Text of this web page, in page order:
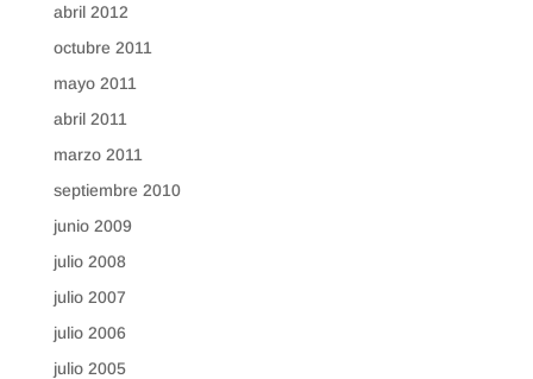
abril 2012
octubre 2011
mayo 2011
abril 2011
marzo 2011
septiembre 2010
junio 2009
julio 2008
julio 2007
julio 2006
julio 2005